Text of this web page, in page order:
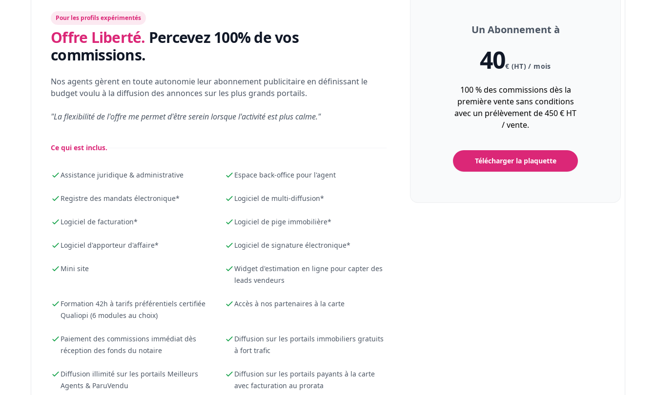
Pour les profils expérimentés
Offre Liberté. Percevez 100% de vos
commissions.
Nos agents gèrent en toute autonomie leur abonnement publicitaire en définissant le
budget voulu à la diffusion des annonces sur les plus grands portails.
"La flexibilité de l'offre me permet d'être serein lorsque l'activité est plus calme."
Ce qui est inclus.
Assistance juridique & administrative Espace back-office pour l'agent
Registre des mandats électronique* Logiciel de multi-diffusion*
Logiciel de facturation* Logiciel de pige immobilière*
Logiciel d'apporteur d'affaire* Logiciel de signature électronique*
Mini site
Widget d'estimation en ligne pour capter des
leads vendeurs
Formation 42h à tarifs préférentiels certifiée
Qualiopi (6 modules au choix)
Accès à nos partenaires à la carte
Paiement des commissions immédiat dès
réception des fonds du notaire
Diffusion sur les portails immobiliers gratuits
à fort trafic
Diffusion illimité sur les portails Meilleurs
Agents & ParuVendu
Diffusion sur les portails payants à la carte
avec facturation au prorata
Un Abonnement à
40€ (HT) / mois
100 % des commissions dès la
première vente sans conditions
avec un prélèvement de 450 € HT
/ vente.
Télécharger la plaquette